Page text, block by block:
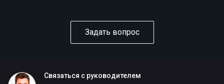
Задать вопрос
Связаться с руководителем